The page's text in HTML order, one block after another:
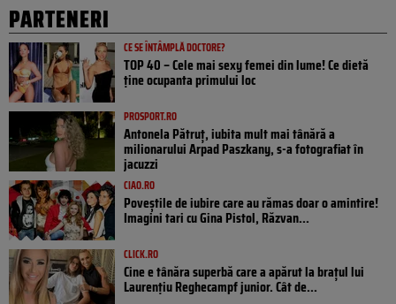
PARTENERI
CE SE ÎNTÂMPLĂ DOCTORE?
TOP 40 – Cele mai sexy femei din lume! Ce dietă
ține ocupanta primului loc
PROSPORT.RO
Antonela Pătruț, iubita mult mai tânără a
milionarului Arpad Paszkany, s-a fotografiat în
jacuzzi
CIAO.RO
Poveştile de iubire care au rămas doar o amintire!
Imagini tari cu Gina Pistol, Răzvan...
CLICK.RO
Cine e tânăra superbă care a apărut la brațul lui
Laurențiu Reghecampf junior. Cât de...